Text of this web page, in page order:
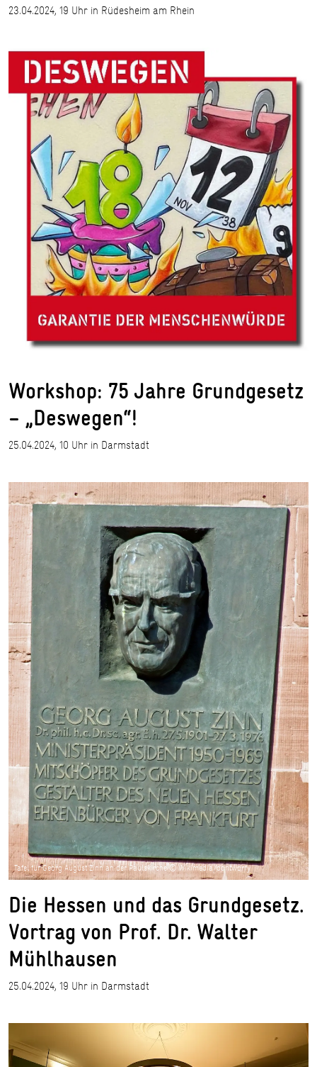
23.04.2024, 19 Uhr in Rüdesheim am Rhein
Workshop: 75 Jahre Grundgesetz
– „Deswegen“!
25.04.2024, 10 Uhr in Darmstadt
Tafel für Georg August Zinn an der Paulskirche © Wikimedia/dontworry
Die Hessen und das Grundgesetz.
Vortrag von Prof. Dr. Walter
Mühlhausen
25.04.2024, 19 Uhr in Darmstadt